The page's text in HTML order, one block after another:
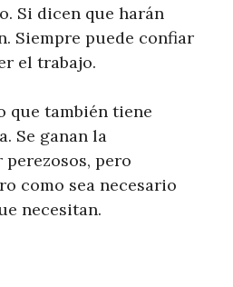
Si dicen que harán
Siempre puede confiar
el trabajo.
que también tiene
Se ganan la
pero
como sea necesario
necesitan.